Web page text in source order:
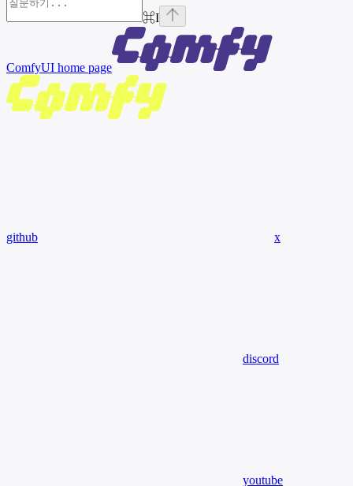
⌘I
ComfyUI home page
github x
discord
youtube